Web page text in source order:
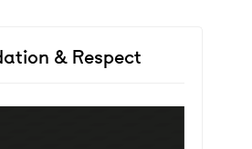
& Respect